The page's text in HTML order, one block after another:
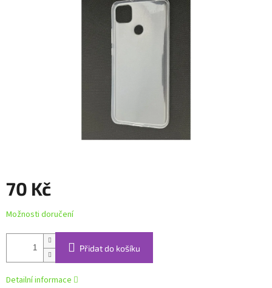
70 Kč
Měrná
cena:
Možnosti doručení
Přidat do košíku
Detailní informace